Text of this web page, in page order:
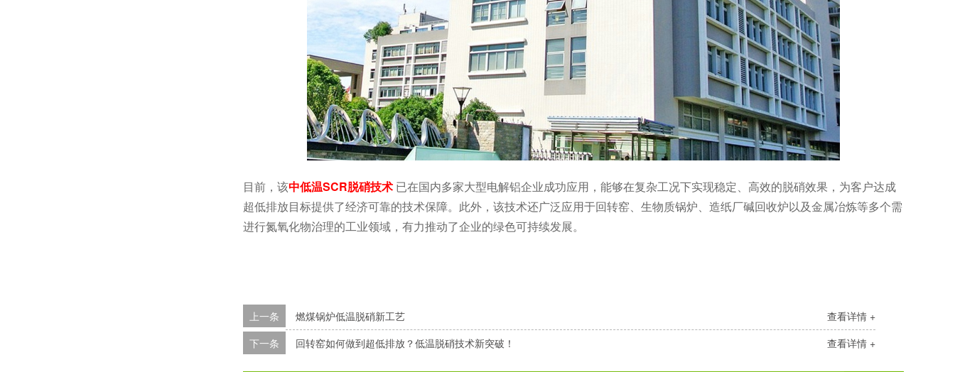
目前，该中低温SCR脱硝技术 已在国内多家大型电解铝企业成功应用，能够在复杂工况下实现稳定、高效的脱硝效果，为客户达成
超低排放目标提供了经济可靠的技术保障。此外，该技术还广泛应用于回转窑、生物质锅炉、造纸厂碱回收炉以及金属冶炼等多个需
进行氮氧化物治理的工业领域，有力推动了企业的绿色可持续发展。
查看详情 +
上一条
燃煤锅炉低温脱硝新工艺
查看详情 +
下一条 回转窑如何做到超低排放？低温脱硝技术新突破！